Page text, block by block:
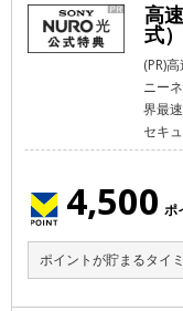
高
式
(PR)
ニー
界最
セキ
4,500 ポ
ポイントが貯まるタイ